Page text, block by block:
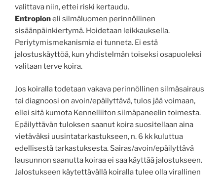
valittava niin, ettei riski kertaudu.
Entropioneli silmäluomen perinnöllinen
sisäänpäinkiertymä. Hoidetaan leikkauksella.
Periytymismekanismia ei tunneta. Ei estä
jalostuskäyttöä, kun yhdistelmän toiseksi osapuoleksi
valitaan terve koira.
Jos koiralla todetaan vakava perinnöllinen silmäsairaus
tai diagnoosi on avoin/epäilyttävä, tulos jää voimaan,
ellei sitä kumota Kennelliiton silmäpaneelin toimesta.
Epäilyttävän tuloksen saanut koira suositellaan aina
vietäväksi uusintatarkastukseen, n. 6 kk kuluttua
edellisestä tarkastuksesta. Sairas/avoin/epäilyttävä
lausunnon saanutta koiraa ei saa käyttää jalostukseen.
Jalostukseen käytettävällä koiralla tulee olla virallinen